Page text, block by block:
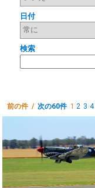
日付
検索
前の件 /次の60件1 2 3 4